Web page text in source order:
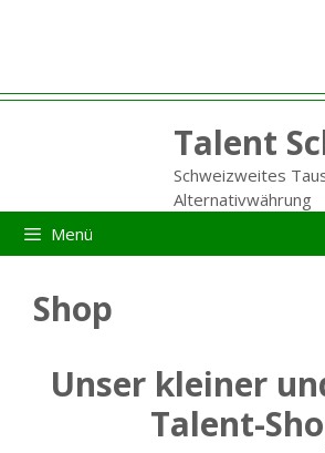
Talent
Schweizweites
Alternativwährung
Menü
Shop
Unser kleiner
Talent-